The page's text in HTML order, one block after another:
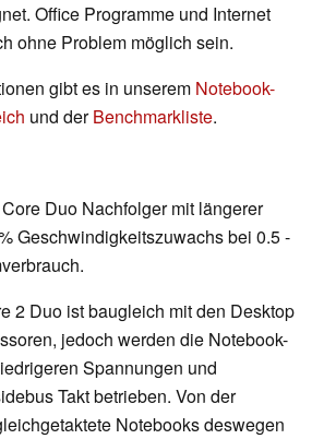
Office Programme und Internet
ohne Problem möglich sein.
gibt es in unserem Notebook-
und derBenchmarkliste.
Core Duo Nachfolger mit längerer
Geschwindigkeitszuwachs bei 0.5 -
2 Duo ist baugleich mit den Desktop
jedoch werden die Notebook-
Spannungen und
Takt betrieben. Von der
Notebooks deswegen